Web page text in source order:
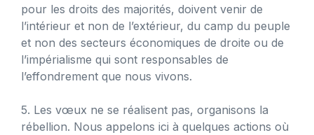
pour les droits des majorités, doivent venir de
l’intérieur et non de l’extérieur, du camp du peuple
et non des secteurs économiques de droite ou de
l’impérialisme qui sont responsables de
l’effondrement que nous vivons.
5. Les vœux ne se réalisent pas, organisons la
rébellion. Nous appelons ici à quelques actions où